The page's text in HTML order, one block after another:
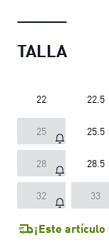
TALLA
22 22.5
25 25.5
28 28.5
32 33
¡Este